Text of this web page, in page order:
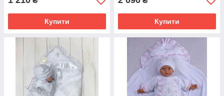
Купити Купити